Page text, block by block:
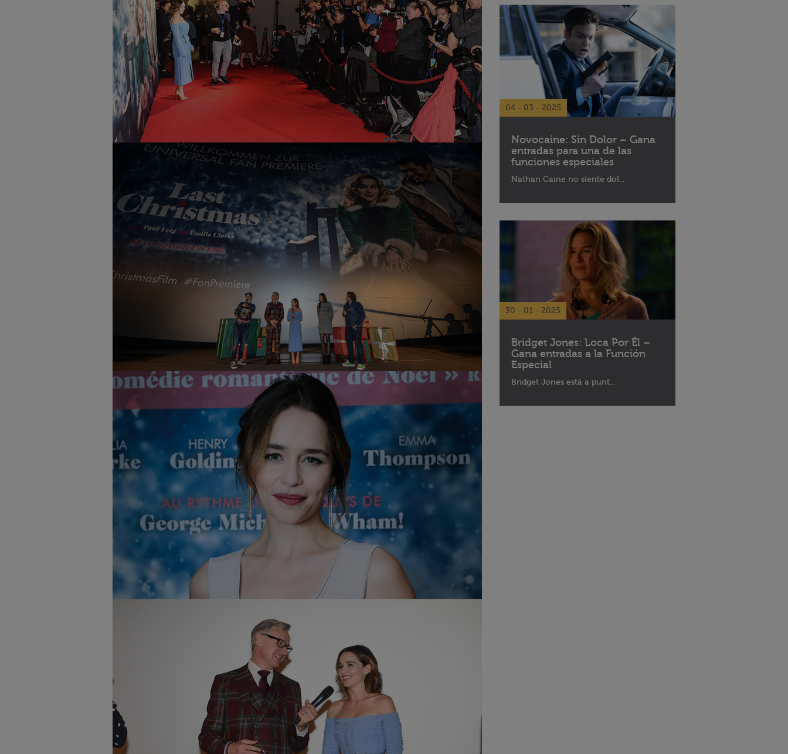
04 - 03 - 2025
Novocaine: Sin Dolor – Gana
entradas para una de las
funciones especiales
Nathan Caine no siente dol...
30 - 01 - 2025
Bridget Jones: Loca Por Él –
Gana entradas a la Función
Especial
Bridget Jones está a punt...